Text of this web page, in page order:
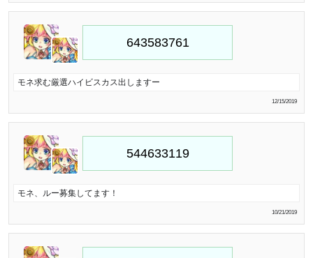
モネ求む厳選ハイビスカス出しますー
12/15/2019
モネ、ルー募集してます！
10/21/2019